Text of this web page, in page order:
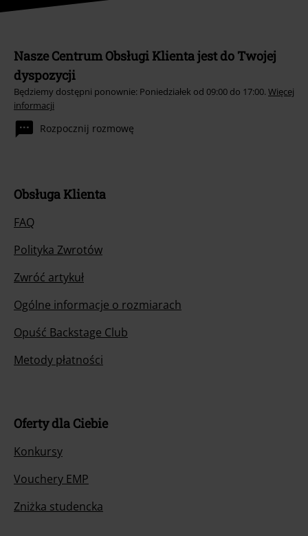
Nasze Centrum Obsługi Klienta jest do Twojej
dyspozycji
Będziemy dostępni ponownie: Poniedziałek od 09:00 do 17:00. Więcej
informacji
Rozpocznij rozmowę
Obsługa Klienta
FAQ
Polityka Zwrotów
Zwróć artykuł
Ogólne informacje o rozmiarach
Opuść Backstage Club
Metody płatności
Oferty dla Ciebie
Konkursy
Vouchery EMP
Zniżka studencka